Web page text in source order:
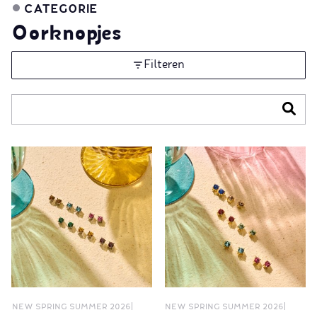
CATEGORIE
Oorknopjes
Filteren
NEW SPRING SUMMER 2026 NEW SPRING SUMMER 2026